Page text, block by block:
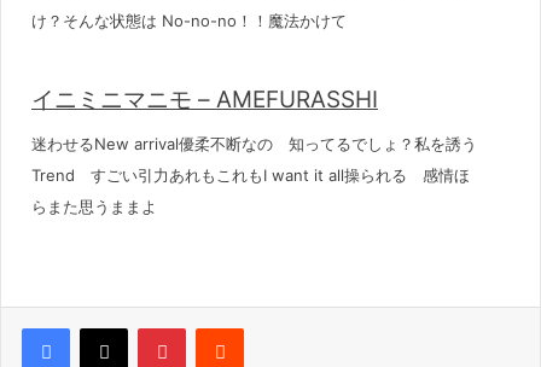
け？そんな状態は No-no-no！！魔法かけて
イニミニマニモ – AMEFURASSHI
迷わせるNew arrival優柔不断なの 知ってるでしょ？私を誘う
Trend すごい引力あれもこれもI want it all操られる 感情ほ
らまた思うままよ
PinterestReddit